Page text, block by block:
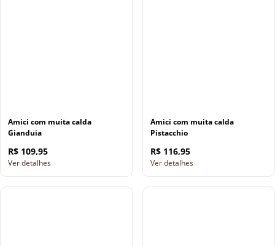
Amici com muita calda
Gianduia
R$ 109,95
Ver detalhes
Amici com muita calda
Pistacchio
R$ 116,95
Ver detalhes